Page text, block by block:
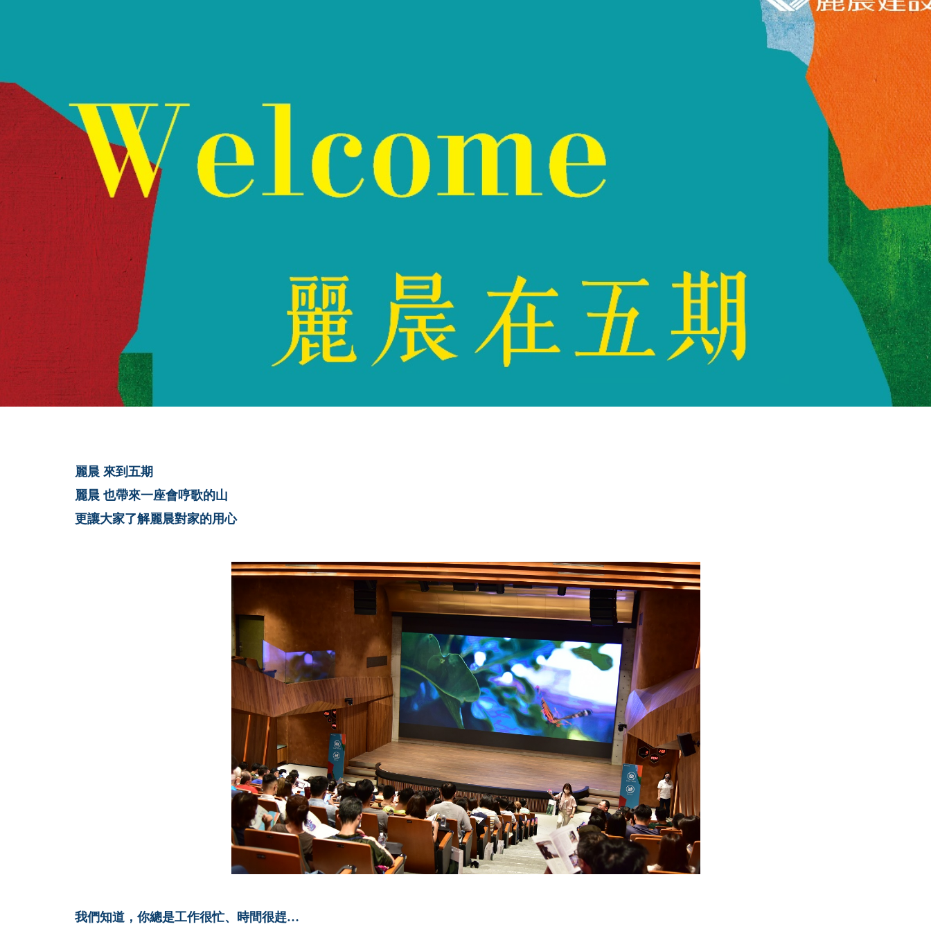
麗晨 來到五期
麗晨 也帶來一座會哼歌的山
更讓大家了解麗晨對家的用心
我們知道，你總是工作很忙、時間很趕…